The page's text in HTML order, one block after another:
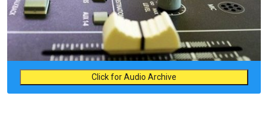
Click for Audio Archive